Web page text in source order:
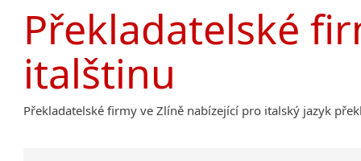
Dačice
Příbram
Roudnice nad Labem
Překladatelské
italštinu
Překladatelské firmy ve Zlíně nabízející pro italský jazyk